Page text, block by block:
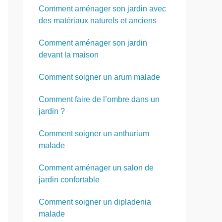
Comment aménager son jardin avec
des matériaux naturels et anciens
Comment aménager son jardin
devant la maison
Comment soigner un arum malade
Comment faire de l’ombre dans un
jardin ?
Comment soigner un anthurium
malade
Comment aménager un salon de
jardin confortable
Comment soigner un dipladenia
malade